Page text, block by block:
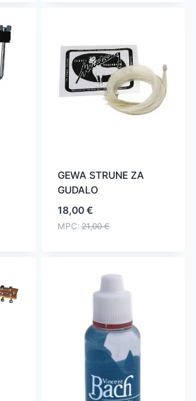
GEWA STRUNE ZA
GUDALO
18,00€
MPC: 21,00€